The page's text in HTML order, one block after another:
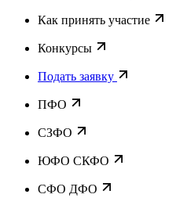
Как принять участие
Конкурсы
Подать заявку
ПФО
СЗФО
ЮФО СКФО
CФО ДФО